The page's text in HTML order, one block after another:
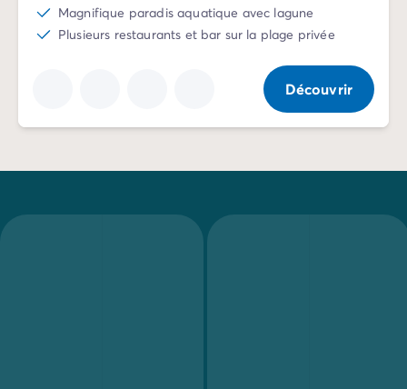
Magnifique paradis aquatique avec lagune
Plusieurs restaurants et bar sur la plage privée
Découvrir